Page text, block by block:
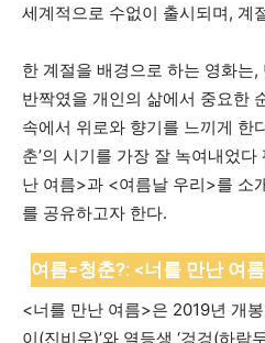
세계적으로 수없이 출시되며, 계
한 계절을 배경으로 하는 영화는
반짝였을 개인의 삶에서 중요한
속에서 위로와 향기를 느끼게 한
춘’의 시기를 가장 잘 녹여내었
난 여름>과 <여름날 우리>를 소
를 공유하고자 한다.
여름=청춘?: <너를 만난 여
<너를 만난 여름>은 2019년 개
이(진비우)’와 열등생 ‘겅겅(하람